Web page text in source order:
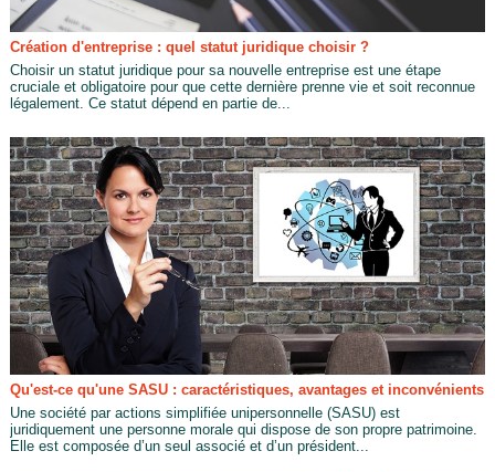
Création d'entreprise : quel statut juridique choisir ?
Choisir un statut juridique pour sa nouvelle entreprise est une étape
cruciale et obligatoire pour que cette dernière prenne vie et soit reconnue
légalement. Ce statut dépend en partie de...
Qu'est-ce qu'une SASU : caractéristiques, avantages et inconvénients
Une société par actions simplifiée unipersonnelle (SASU) est
juridiquement une personne morale qui dispose de son propre patrimoine.
Elle est composée d’un seul associé et d’un président...